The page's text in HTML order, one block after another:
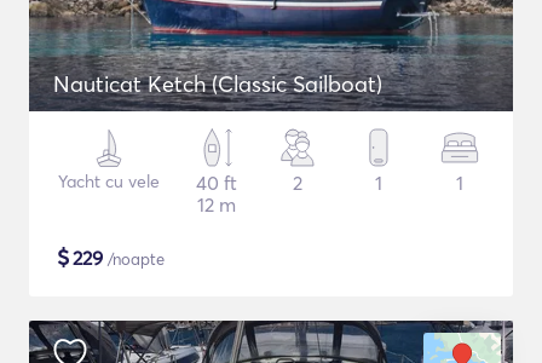
Nauticat Ketch (Classic Sailboat)
Yacht cu vele
40 ft
12 m
2 1 1
$229 /noapte